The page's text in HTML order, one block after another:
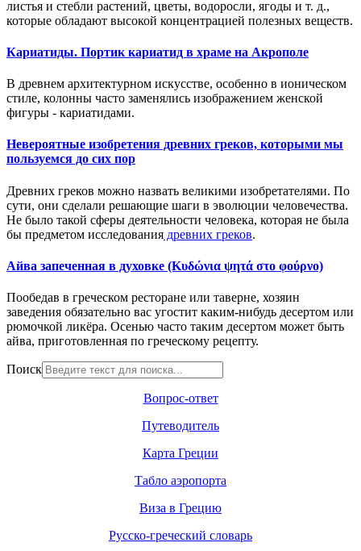
листья и стебли растений, цветы, водоросли, ягоды и т. д.,
которые обладают высокой концентрацией полезных веществ.
Кариатиды. Портик кариатид в храме на Акрополе
В древнем архитектурном искусстве, особенно в ионическом
стиле, колонны часто заменялись изображением женской
фигуры - кариатидами.
Невероятные изобретения древних греков, которыми мы
пользуемся до сих пор
Древних греков можно назвать великими изобретателями. По
сути, они сделали решающие шаги в эволюции человечества.
Не было такой сферы деятельности человека, которая не была
бы предметом исследования древних греков.
Айва запеченная в духовке (Κυδώνια ψητά στο φούρνο)
Пообедав в греческом ресторане или таверне, хозяин
заведения обязательно вас угостит каким-нибудь десертом или
рюмочкой ликёра. Осенью часто таким десертом может быть
айва, приготовленная по греческому рецепту.
Поиск
Вопрос-ответ
Путеводитель
Карта Греции
Табло аэропорта
Виза в Грецию
Русско-греческий словарь